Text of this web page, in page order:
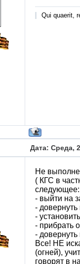
Qui quaerit,
Дата: Среда,
Не
( КГС в
следующее:
- выйти на
-
-
- прибрать
-
Все! НЕ
(огней),
говорят в